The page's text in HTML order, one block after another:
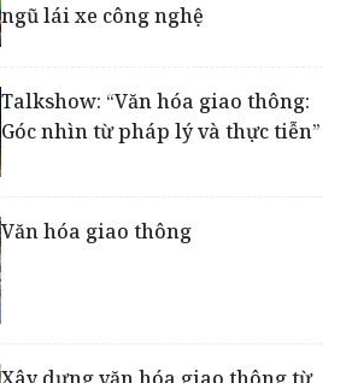
ngũ lái xe công nghệ
Talkshow: “Văn hóa giao thông:
Góc nhìn từ pháp lý và thực tiễn”
Văn hóa giao thông